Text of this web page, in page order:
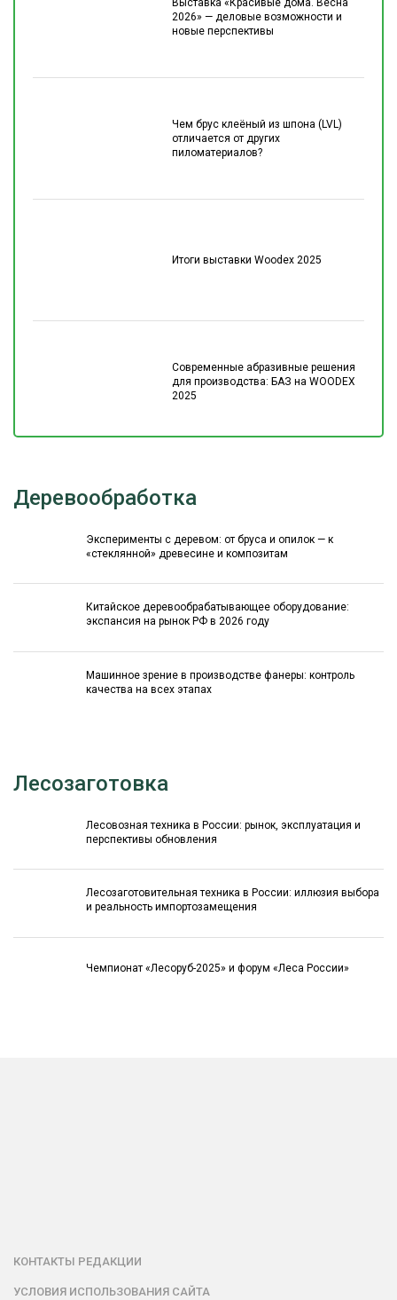
Выставка «Красивые дома. Весна
2026» — деловые возможности и
новые перспективы
Чем брус клеёный из шпона (LVL)
отличается от других
пиломатериалов?
Итоги выставки Woodex 2025
Современные абразивные решения
для производства: БАЗ на WOODEX
2025
Деревообработка
Эксперименты с деревом: от бруса и опилок — к
«стеклянной» древесине и композитам
Китайское деревообрабатывающее оборудование:
экспансия на рынок РФ в 2026 году
Машинное зрение в производстве фанеры: контроль
качества на всех этапах
Лесозаготовка
Лесовозная техника в России: рынок, эксплуатация и
перспективы обновления
Лесозаготовительная техника в России: иллюзия выбора
и реальность импортозамещения
Чемпионат «Лесоруб-2025» и форум «Леса России»
КОНТАКТЫ РЕДАКЦИИ
УСЛОВИЯ ИСПОЛЬЗОВАНИЯ САЙТА